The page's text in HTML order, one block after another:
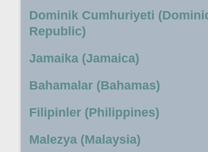
Dominik Cumhuriyeti
Republic)
Jamaika (Jamaica)
Bahamalar (Bahamas)
Filipinler (Philippines)
Malezya (Malaysia)